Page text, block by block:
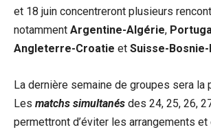
et 18 juin concentreront plusieurs
notamment Argentine-Algérie,
Angleterre-Croatie et Suisse-
La dernière semaine de groupes sera la
Les matchs simultanés des 24, 25, 26,
permettront d’éviter les arrangements